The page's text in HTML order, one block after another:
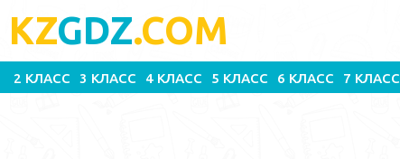
KZGDZ.COM
2 КЛАСС 3 КЛАСС 4 КЛАСС 5 КЛАСС 6 КЛАСС 7 КЛАСС